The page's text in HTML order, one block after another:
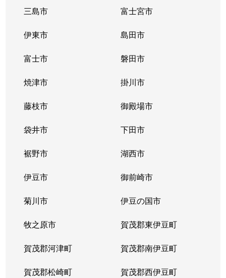
三島市 富士宮市
伊東市 島田市
富士市 磐田市
焼津市 掛川市
藤枝市 御殿場市
袋井市 下田市
裾野市 湖西市
伊豆市 御前崎市
菊川市 伊豆の国市
牧之原市 賀茂郡東伊豆町
賀茂郡河津町 賀茂郡南伊豆町
賀茂郡松崎町 賀茂郡西伊豆町